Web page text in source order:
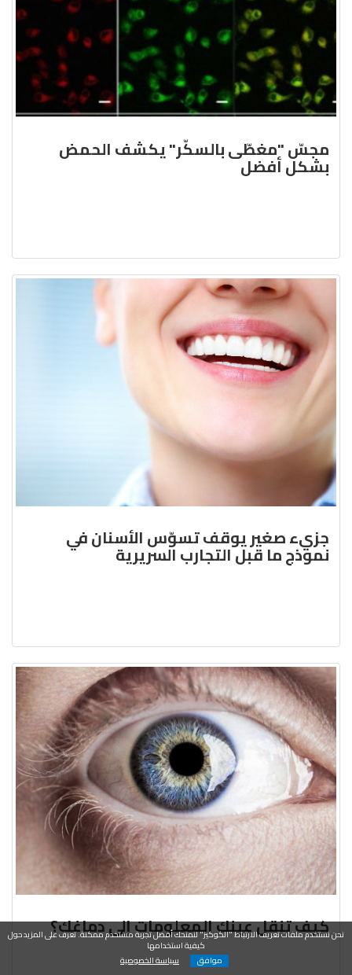
مجسّ "مغطّى بالسكّر" يكشف الحمض
بشكل أفضل
جزيء صغير يوقف تسوّس الأسنان في
نموذج ما قبل التجارب السريرية
كيف تنقل عينك المعلومات إلى دماغك؟
نحن نستخدم ملفات تعريف الارتباط "الكوكيز" لنمنحك أفضل تجربة مستخدم ممكنة. تعرف على المزيد حول
كيفية استخدامها
موافق
سياسة الخصوصية